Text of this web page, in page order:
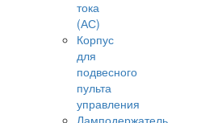
тока
(АС)
Корпус
для
подвесного
пульта
управления
Ламподержатель